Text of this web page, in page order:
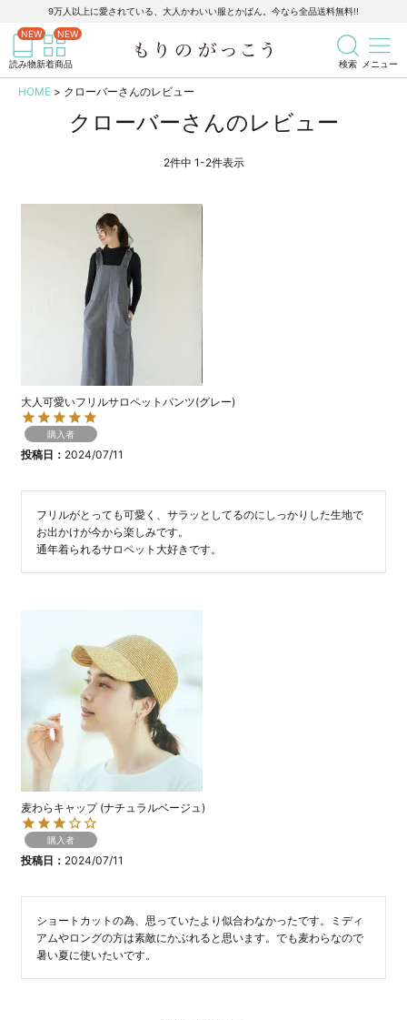
9万人以上に愛されている、大人かわいい服とかばん。今なら全品送料無料!!
読み物新着商品 検索 メニュー
商品を検索 記事を検索
HOME クローバーさんのレビュー
クローバーさんのレビュー
2件中 1-2件表示
大人可愛いフリルサロペットパンツ(グレー)
購入者
投稿日 2024/07/11
フリルがとっても可愛く、サラッとしてるのにしっかりした生地で
お出かけが今から楽しみです。
通年着られるサロペット大好きです。
麦わらキャップ (ナチュラルベージュ)
購入者
投稿日 2024/07/11
ショートカットの為、思っていたより似合わなかったです。ミディ
アムやロングの方は素敵にかぶれると思います。でも麦わらなので
暑い夏に使いたいです。